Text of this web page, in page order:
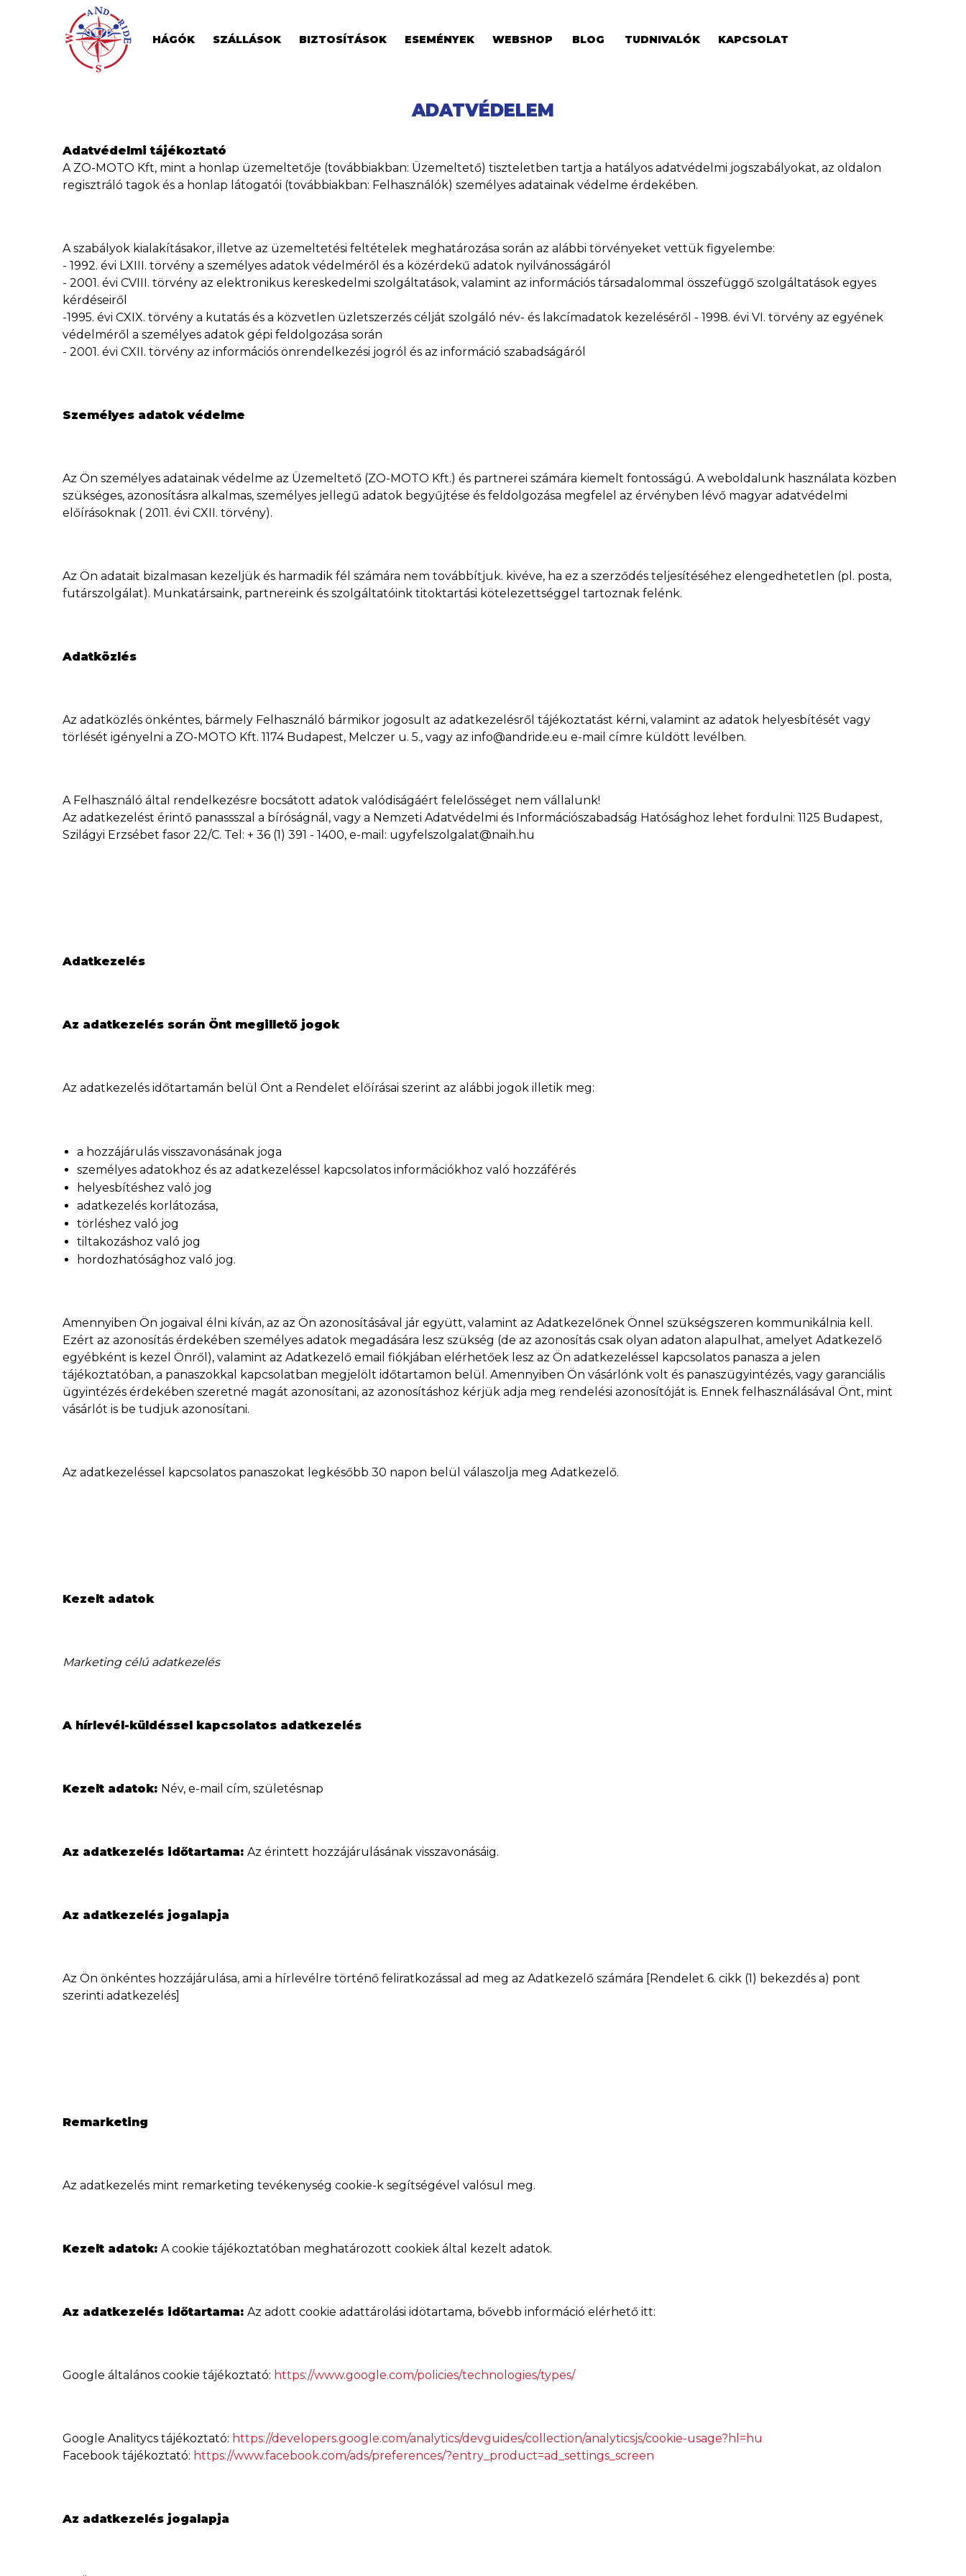
HÁGÓK SZÁLLÁSOK BIZTOSÍTÁSOK ESEMÉNYEK WEBSHOP BLOG TUDNIVALÓK KAPCSOLAT
ADATVÉDELEM
Adatvédelmi tájékoztató
A ZO-MOTO Kft, mint a honlap üzemeltetője (továbbiakban: Üzemeltető) tiszteletben tartja a hatályos adatvédelmi jogszabályokat, az oldalon
regisztráló tagok és a honlap látogatói (továbbiakban: Felhasználók) személyes adatainak védelme érdekében.
A szabályok kialakításakor, illetve az üzemeltetési feltételek meghatározása során az alábbi törvényeket vettük figyelembe:
- 1992. évi LXIII. törvény a személyes adatok védelméről és a közérdekű adatok nyilvánosságáról
- 2001. évi CVIII. törvény az elektronikus kereskedelmi szolgáltatások, valamint az információs társadalommal összefüggő szolgáltatások egyes
kérdéseiről
-1995. évi CXIX. törvény a kutatás és a közvetlen üzletszerzés célját szolgáló név- és lakcímadatok kezeléséről - 1998. évi VI. törvény az egyének
védelméről a személyes adatok gépi feldolgozása során
- 2001. évi CXII. törvény az információs önrendelkezési jogról és az információ szabadságáról
Személyes adatok védelme
Az Ön személyes adatainak védelme az Üzemeltető (ZO-MOTO Kft.) és partnerei számára kiemelt fontosságú. A weboldalunk használata közben
szükséges, azonosításra alkalmas, személyes jellegű adatok begyűjtése és feldolgozása megfelel az érvényben lévő magyar adatvédelmi
előírásoknak ( 2011. évi CXII. törvény).
Az Ön adatait bizalmasan kezeljük és harmadik fél számára nem továbbítjuk. kivéve, ha ez a szerződés teljesítéséhez elengedhetetlen (pl. posta,
futárszolgálat). Munkatársaink, partnereink és szolgáltatóink titoktartási kötelezettséggel tartoznak felénk.
Adatközlés
Az adatközlés önkéntes, bármely Felhasználó bármikor jogosult az adatkezelésről tájékoztatást kérni, valamint az adatok helyesbítését vagy
törlését igényelni a ZO-MOTO Kft. 1174 Budapest, Melczer u. 5., vagy az info@andride.eu e-mail címre küldött levélben.
A Felhasználó által rendelkezésre bocsátott adatok valódiságáért felelősséget nem vállalunk!
Az adatkezelést érintő panassszal a bíróságnál, vagy a Nemzeti Adatvédelmi és Információszabadság Hatósághoz lehet fordulni: 1125 Budapest,
Szilágyi Erzsébet fasor 22/C. Tel: + 36 (1) 391 - 1400, e-mail: ugyfelszolgalat@naih.hu
Adatkezelés
Az adatkezelés során Önt megillető jogok
Az adatkezelés időtartamán belül Önt a Rendelet előírásai szerint az alábbi jogok illetik meg:
a hozzájárulás visszavonásának joga
személyes adatokhoz és az adatkezeléssel kapcsolatos információkhoz való hozzáférés
helyesbítéshez való jog
adatkezelés korlátozása,
törléshez való jog
tiltakozáshoz való jog
hordozhatósághoz való jog.
Amennyiben Ön jogaival élni kíván, az az Ön azonosításával jár együtt, valamint az Adatkezelőnek Önnel szükségszeren kommunikálnia kell.
Ezért az azonosítás érdekében személyes adatok megadására lesz szükség (de az azonosítás csak olyan adaton alapulhat, amelyet Adatkezelő
egyébként is kezel Önről), valamint az Adatkezelő email fiókjában elérhetőek lesz az Ön adatkezeléssel kapcsolatos panasza a jelen
tájékoztatóban, a panaszokkal kapcsolatban megjelölt időtartamon belül. Amennyiben Ön vásárlónk volt és panaszügyintézés, vagy garanciális
ügyintézés érdekében szeretné magát azonosítani, az azonosításhoz kérjük adja meg rendelési azonosítóját is. Ennek felhasználásával Önt, mint
vásárlót is be tudjuk azonosítani.
Az adatkezeléssel kapcsolatos panaszokat legkésőbb 30 napon belül válaszolja meg Adatkezelő.
Kezelt adatok
Marketing célú adatkezelés
A hírlevél-küldéssel kapcsolatos adatkezelés
Kezelt adatok: Név, e-mail cím, születésnap
Az adatkezelés időtartama: Az érintett hozzájárulásának visszavonásáig.
Az adatkezelés jogalapja
Az Ön önkéntes hozzájárulása, ami a hírlevélre történő feliratkozással ad meg az Adatkezelő számára [Rendelet 6. cikk (1) bekezdés a) pont
szerinti adatkezelés]
Remarketing
Az adatkezelés mint remarketing tevékenység cookie-k segítségével valósul meg.
Kezelt adatok: A cookie tájékoztatóban meghatározott cookiek által kezelt adatok.
Az adatkezelés időtartama: Az adott cookie adattárolási idötartama, bővebb információ elérhető itt:
Google általános cookie tájékoztató: https://www.google.com/policies/technologies/types/
Google Analitycs tájékoztató: https://developers.google.com/analytics/devguides/collection/analyticsjs/cookie-usage?hl=hu
Facebook tájékoztató: https://www.facebook.com/ads/preferences/?entry_product=ad_settings_screen
Az adatkezelés jogalapja